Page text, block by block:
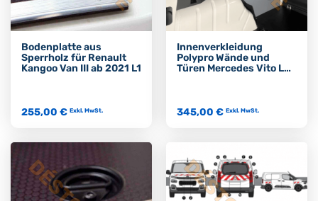
Bodenplatte aus
Sperrholz für Renault
Kangoo Van III ab 2021 L1
255,00 € Exkl. MwSt.
Innenverkleidung
Polypro Wände und
Türen Mercedes Vito L2
345,00 € Exkl. MwSt.